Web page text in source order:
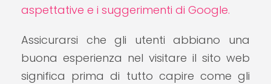
aspettative e i suggerimenti di Google.
Assicurarsi che gli utenti abbiano una
buona esperienza nel visitare il sito web
significa prima di tutto capire come gli